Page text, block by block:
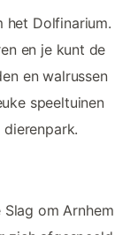
het Dolfinarium.
en je kunt de
en walrussen
speeltuinen
om Arnhem